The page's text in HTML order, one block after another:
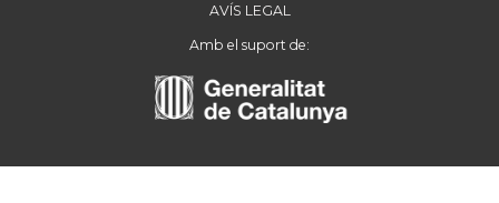
AVÍS LEGAL
Amb el suport de: